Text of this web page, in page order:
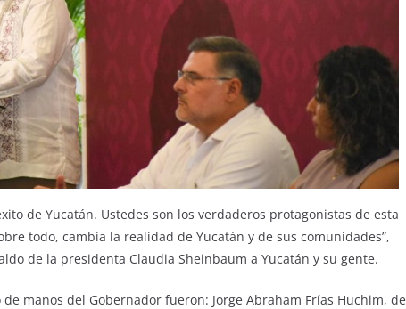
de Yucatán. Ustedes son los verdaderos protagonistas de esta
todo, cambia la realidad de Yucatán y de sus comunidades”,
de la presidenta Claudia Sheinbaum a Yucatán y su gente.
manos del Gobernador fueron: Jorge Abraham Frías Huchim, de